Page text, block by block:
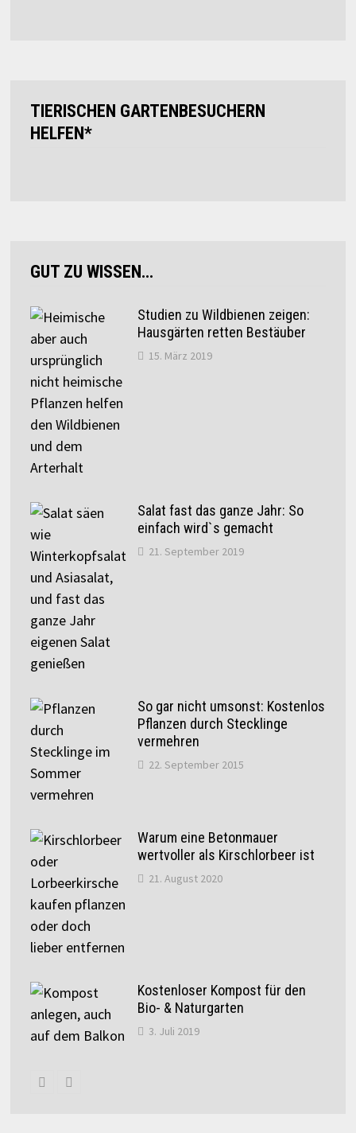
TIERISCHEN GARTENBESUCHERN
HELFEN*
GUT ZU WISSEN…
Studien zu Wildbienen zeigen:
Hausgärten retten Bestäuber
15. März 2019
Salat fast das ganze Jahr: So
einfach wird`s gemacht
21. September 2019
So gar nicht umsonst: Kostenlos
Pflanzen durch Stecklinge
vermehren
22. September 2015
Warum eine Betonmauer
wertvoller als Kirschlorbeer ist
21. August 2020
Kostenloser Kompost für den
Bio- & Naturgarten
3. Juli 2019